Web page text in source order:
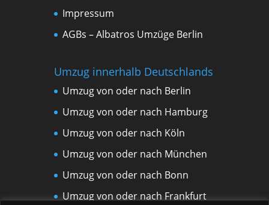
Impressum
AGBs – Albatros Umzüge Berlin
Umzug innerhalb Deutschlands
Umzug von oder nach Berlin
Umzug von oder nach Hamburg
Umzug von oder nach Köln
Umzug von oder nach München
Umzug von oder nach Bonn
Umzug von oder nach Frankfurt